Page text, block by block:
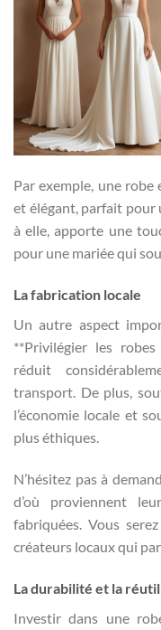
Par exemple, une
et élégant, parfait pour
à elle, apporte une
pour une mariée qui
La fabrication locale
Un autre aspect
**Privilégier les
réduit
transport. De plus,
l’économie locale et
plus éthiques.
N’hésitez pas à
d’où proviennent
fabriquées. Vous
créateurs locaux qui
La durabilité et la
Investir dans une